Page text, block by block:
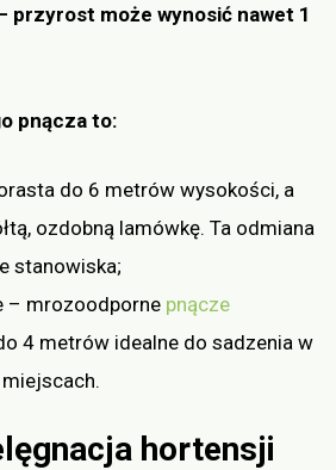
przyrost może wynosić nawet 1
pnącza to:
do 6 metrów wysokości, a
ozdobną lamówkę. Ta odmiana
stanowiska;
– mrozoodporne pnącze
4 metrów idealne do sadzenia w
hortensji